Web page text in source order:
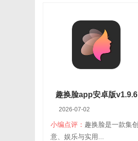
趣换脸app安卓版v1.9.6
2026-07-02
小编点评： 趣换脸是一款集创
意、娱乐与实用...